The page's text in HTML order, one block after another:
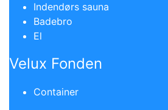
Indendørs sauna
Badebro
El
Velux Fonden
Container